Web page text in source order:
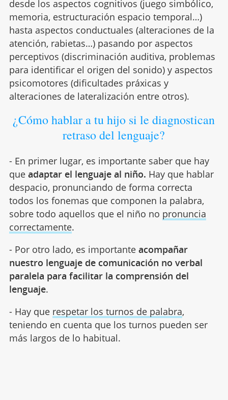
desde los aspectos cognitivos (juego simbólico,
memoria, estructuración espacio temporal…)
hasta aspectos conductuales (alteraciones de la
atención, rabietas…) pasando por aspectos
perceptivos (discriminación auditiva, problemas
para identificar el origen del sonido) y aspectos
psicomotores (dificultades práxicas y
alteraciones de lateralización entre otros).
¿Cómo hablar a tu hijo si le diagnostican
retraso del lenguaje?
- En primer lugar, es importante saber que hay
que adaptar el lenguaje al niño. Hay que hablar
despacio, pronunciando de forma correcta
todos los fonemas que componen la palabra,
sobre todo aquellos que el niño no pronuncia
correctamente.
- Por otro lado, es importante acompañar
nuestro lenguaje de comunicación no verbal
paralela para facilitar la comprensión del
lenguaje.
- Hay que respetar los turnos de palabra,
teniendo en cuenta que los turnos pueden ser
más largos de lo habitual.